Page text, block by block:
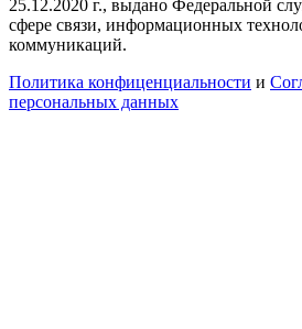
25.12.2020 г., выдано Федеральной
сфере связи, информационных
коммуникаций.
Политика конфиценциальности и
персональных данных